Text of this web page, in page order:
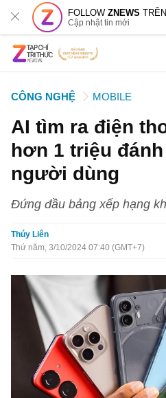
FOLLOWZNEWS
Cập nhật tin mới
CÔNG NGHỆ MOBILE
AI tìm ra điện
hơn 1 triệu
người dùng
Đứng đầu bảng xếp hạng
Thúy Liên
Thứ năm, 3/10/2024 07:40 (GMT+7)